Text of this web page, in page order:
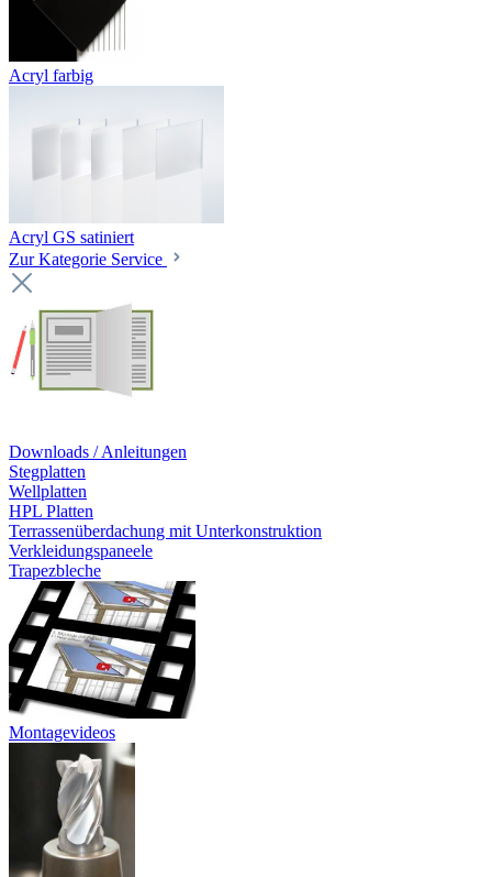
Acryl farbig
Acryl GS satiniert
Zur Kategorie Service
Downloads / Anleitungen
Stegplatten
Wellplatten
HPL Platten
Terrassenüberdachung mit Unterkonstruktion
Verkleidungspaneele
Trapezbleche
Montagevideos